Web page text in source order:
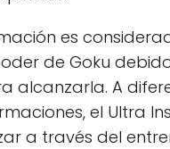
es
de Goku
alcanzarla. A
el Ultra
a través del